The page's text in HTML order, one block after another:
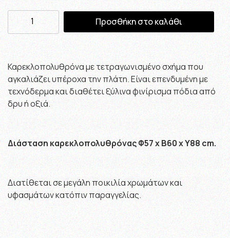
Προσθήκη στο καλάθι
Καρεκλοπολυθρόνα με τετραγωνισμένο σχήμα που
αγκαλιάζει υπέροχα την πλάτη. Είναι επενδυμένη με
τεχνόδερμα και διαθέτει ξύλινα φινίρισμα πόδια από
δρυ ή οξιά.
Διάσταση καρεκλοπολυθρόνας Φ57 x B60 x Y88 cm.
Διατίθεται σε μεγάλη ποικιλία χρωμάτων και
υφασμάτων κατόπιν παραγγελίας.